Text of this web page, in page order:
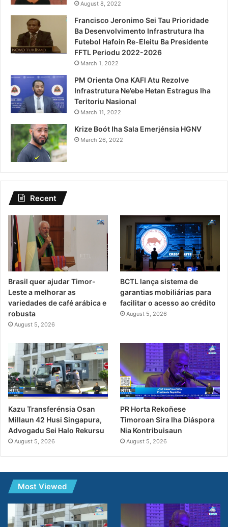
August 8, 2022
Francisco Jeronimo Sei Tau Prioridade
Ba Desenvolvimento Infrastrutura Iha
Futebol Hafoin Re-Eleitu Ba Presidente
FFTL Periodu 2022-2026
March 1, 2022
PM Orienta Ona KAFI Atu Rezolve
Infrastrutura Ne’ebe Hetan Estragus Iha
Teritoriu Nasional
March 11, 2022
Krize Boót Iha Sala Emerjénsia HGNV
March 26, 2022
Recent
Brasil quer ajudar Timor-
Leste a melhorar as
variedades de café arábica e
robusta
August 5, 2026
BCTL lança sistema de
garantias mobiliárias para
facilitar o acesso ao crédito
August 5, 2026
Kazu Transferénsia Osan
Millaun 42 Husi Singapura,
Advogadu Sei Halo Rekursu
August 5, 2026
PR Horta Rekoñese
Timoroan Sira Iha Diáspora
Nia Kontribuisaun
August 5, 2026
Most Viewed